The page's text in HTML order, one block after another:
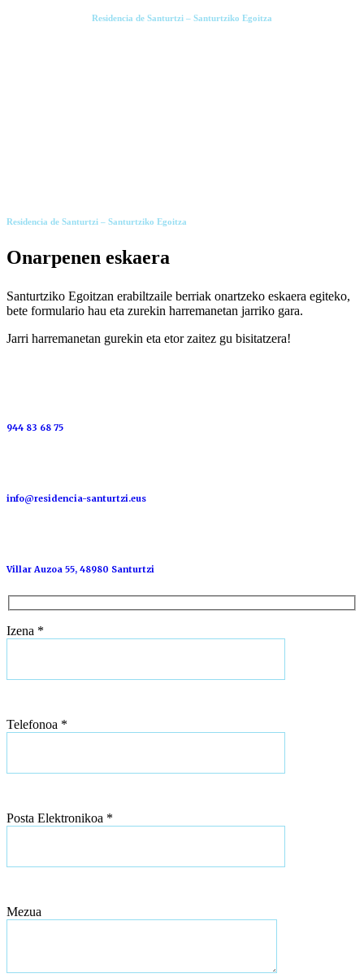
Residencia de Santurtzi – Santurtziko Egoitza
Residencia de Santurtzi – Santurtziko Egoitza
Onarpenen eskaera
Santurtziko Egoitzan erabiltzaile berriak onartzeko eskaera egiteko,
bete formulario hau eta zurekin harremanetan jarriko gara.
Jarri harremanetan gurekin eta etor zaitez gu bisitatzera!
944 83 68 75
info@residencia-santurtzi.eus
Villar Auzoa 55, 48980 Santurtzi
Izena *
Telefonoa *
Posta Elektronikoa *
Mezua